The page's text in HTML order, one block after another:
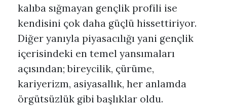
kalıba sığmayan gençlik profili ise
kendisini çok daha güçlü hissettiriyor.
Diğer yanıyla piyasacılığı yani gençlik
içerisindeki en temel yansımaları
açısından; bireycilik, çürüme,
kariyerizm, asiyasallık, her anlamda
örgütsüzlük gibi başlıklar oldu.